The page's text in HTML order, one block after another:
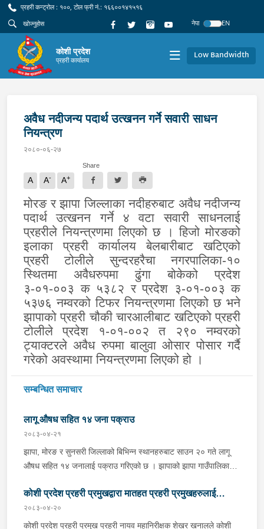
प्रहरी कन्ट्रोल : १००, टोल फ्री नं.: १६६००१४१५१६
नेपा
EN
कोशी प्रदेश
प्रहरी कार्यालय Low Bandwidth
अवैध नदीजन्य पदार्थ उत्खनन गर्ने सवारी साधन
नियन्त्रण
२०८०-०६-२७
A A- A+
Share
मोरङ र झापा जिल्लाका नदीहरुबाट अवैध नदीजन्य
पदार्थ उत्खनन गर्ने ४ वटा सवारी साधनलाई
प्रहरीले नियन्त्रणमा लिएको छ । हिजो मोरङको
इलाका प्रहरी कार्यालय बेलबारीबाट खटिएको
प्रहरी टोलीले सुन्दरहरैचा नगरपालिका-१०
स्थितमा अवैधरुपमा ढुंगा बोकेको प्रदेश
३-०१-००३ क ५३८२ र प्रदेश ३-०१-००३ क
५३७६ नम्वरको टिफर नियन्त्रणमा लिएको छ भने
झापाको प्रहरी चौकी चारआलीबाट खटिएको प्रहरी
टोलीले प्रदेश १-०१-००२ त २९० नम्वरको
ट्याक्टरले अवैध रुपमा बालुवा ओसार पोसार गर्दै
गरेको अवस्थामा नियन्त्रणमा लिएको हो ।
सम्बन्धित समाचार
लागू औषध सहित १४ जना पक्राउ
२०८३-०४-२१
झापा, मोरङ र सुनसरी जिल्लाको बिभिन्न स्थानहरुबाट साउन २० गते लागू
औषध सहित १४ जनालाई पक्राउ गरिएको छ । झापाको झापा गाउँपालिका–१
हाल शिवसताक्षी नगरपालिका–९ दुधे बस्ने ३० वर्षीय बिराज भुजेललाई १ ग्राम
६७ मिलिग्राम ब्राउन सुगर सहित, इलाका प्रहरी कार्यालय काँकरभिट्टा र
लागू औषध नियन्त्रण ब्यूरो काँकरभिट्टाको संयुक्त टोलीले इलामको सूर्योदय
कोशी प्रदेश प्रहरी प्रमुखद्वारा मातहत प्रहरी प्रमुखहरुलाई
निर्देशन
२०८३-०४-२०
कोशी प्रदेश प्रहरी प्रमुख प्रहरी नायव महानिरीक्षक शेखर खनालले कोशी